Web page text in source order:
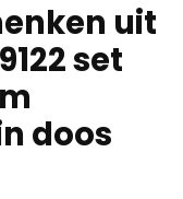
uit
set
doos